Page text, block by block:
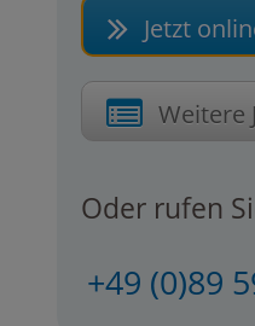
Jetzt
Weitere
Oder rufen
+49 (0)89